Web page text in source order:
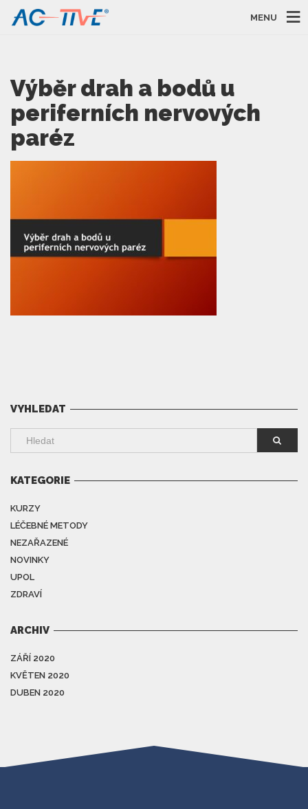
MENU
Výběr drah a bodů u
periferních nervových
paréz
VYHLEDAT
KATEGORIE
KURZY
LÉČEBNÉ METODY
NEZAŘAZENÉ
NOVINKY
UPOL
ZDRAVÍ
ARCHIV
ZÁŘÍ 2020
KVĚTEN 2020
DUBEN 2020